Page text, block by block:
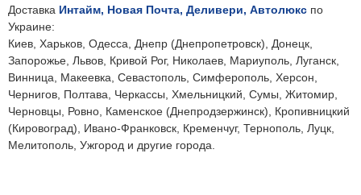
Доставка Интайм, Новая Почта, Деливери, Автолюкс по
Украине:
Киев, Харьков, Одесса, Днепр (Днепропетровск), Донецк,
Запорожье, Львов, Кривой Рог, Николаев, Мариуполь, Луганск,
Винница, Макеевка, Севастополь, Симферополь, Херсон,
Чернигов, Полтава, Черкассы, Хмельницкий, Сумы, Житомир,
Черновцы, Ровно, Каменское (Днепродзержинск), Кропивницкий
(Кировоград), Ивано-Франковск, Кременчуг, Тернополь, Луцк,
Мелитополь, Ужгород и другие города.